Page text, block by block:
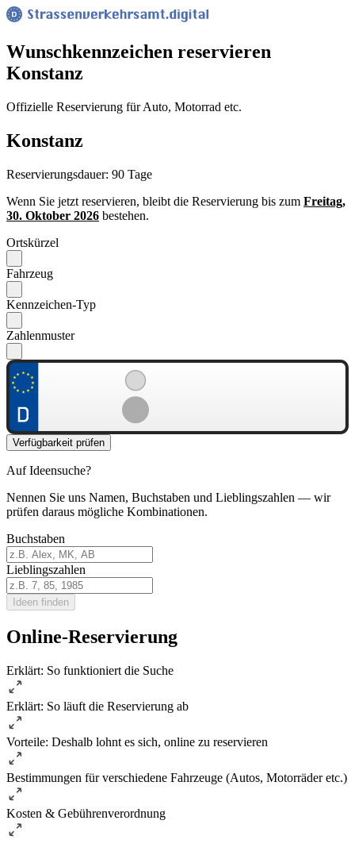
Wunsch­kennzeichen reservieren
Konstanz
Offizielle Reservierung für Auto, Motorrad etc.
Konstanz
Reservierungsdauer: 90 Tage
Wenn Sie jetzt reservieren, bleibt die Reservierung bis zum Freitag,
30. Oktober 2026 bestehen.
Ortskürzel
Fahrzeug
Kennzeichen-Typ
Zahlenmuster
Verfügbarkeit prüfen
Auf Ideensuche?
Nennen Sie uns Namen, Buchstaben und Lieblingszahlen — wir
prüfen daraus mögliche Kombinationen.
Buchstaben
Lieblingszahlen
Ideen finden
Online-Reservierung
Erklärt: So funktioniert die Suche
Erklärt: So läuft die Reservierung ab
Vorteile: Deshalb lohnt es sich, online zu reservieren
Bestimmungen für verschiedene Fahrzeuge (Autos, Motorräder etc.)
Kosten & Gebührenverordnung